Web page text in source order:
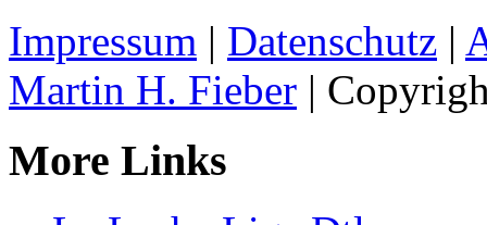
Impressum | Datenschutz |
Martin H. Fieber |
More Links